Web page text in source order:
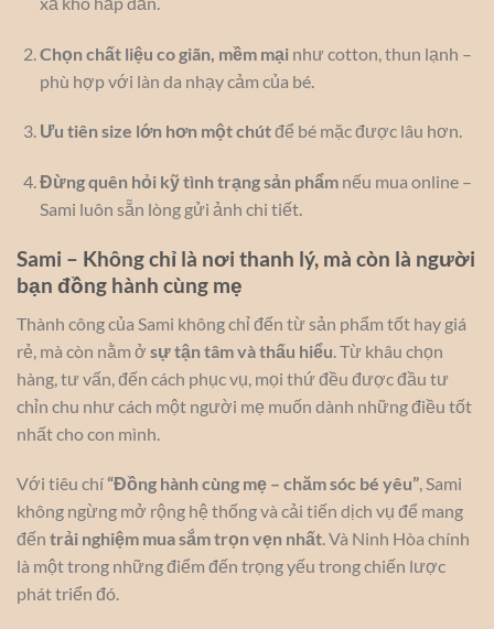
Chọn chất liệu co giãn, mềm mạinhư cotton, thun lạnh –
phù hợp với làn da nhạy cảm của bé.
Ưu tiên size lớn hơn một chútđể bé mặc được lâu hơn.
Đừng quên hỏi kỹ tình trạng sản phẩmnếu mua online –
Sami luôn sẵn lòng gửi ảnh chi tiết.
Sami – Không chỉ là nơi thanh lý, mà còn là người
bạn đồng hành cùng mẹ
Thành công của Sami không chỉ đến từ sản phẩm tốt hay giá
rẻ, mà còn nằm ở sự tận tâm và thấu hiểu . Từ khâu chọn
hàng, tư vấn, đến cách phục vụ, mọi thứ đều được đầu tư
chỉn chu như cách một người mẹ muốn dành những điều tốt
nhất cho con mình.
Với tiêu chí “Đồng hành cùng mẹ – chăm sóc bé yêu”, Sami
không ngừng mở rộng hệ thống và cải tiến dịch vụ để mang
đến trải nghiệm mua sắm trọn vẹn nhất. Và Ninh Hòa chính
là một trong những điểm đến trọng yếu trong chiến lược
phát triển đó.